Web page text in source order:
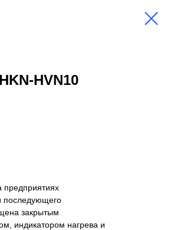
HVN10
предприятиях
последующего
закрытым
индикатором нагрева и